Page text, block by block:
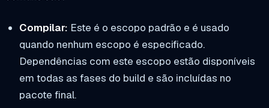
Compilar: Este é o escopo padrão e é usado
quando nenhum escopo é especificado.
Dependências com este escopo estão disponíveis
em todas as fases do build e são incluídas no
pacote final.